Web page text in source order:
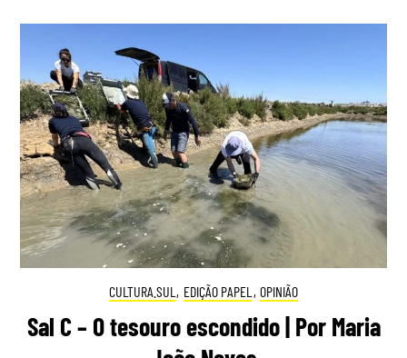
CULTURA.SUL , EDIÇÃO PAPEL , OPINIÃO
Sal C – O tesouro escondido | Por Maria